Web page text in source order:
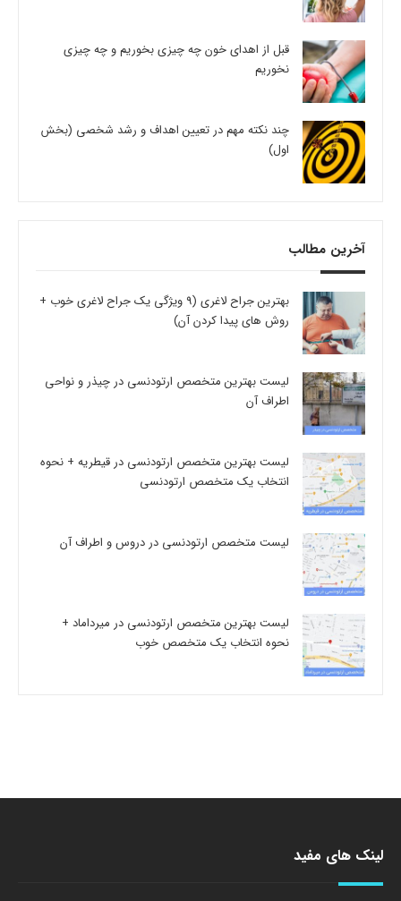
قبل از اهدای خون چه چیزی بخوریم و چه چیزی
نخوریم
چند نکته مهم در تعیین اهداف و رشد شخصی (بخش
اول)
آخرین مطالب
بهترین جراح لاغری (9 ویژگی یک جراح لاغری خوب +
روش های پیدا کردن آن)
لیست بهترین متخصص ارتودنسی در چیذر و نواحی
اطراف آن
لیست بهترین متخصص ارتودنسی در قیطریه + نحوه
انتخاب یک متخصص ارتودنسی
لیست متخصص ارتودنسی در دروس و اطراف آن
لیست بهترین متخصص ارتودنسی در میرداماد +
نحوه انتخاب یک متخصص خوب
لینک های مفید